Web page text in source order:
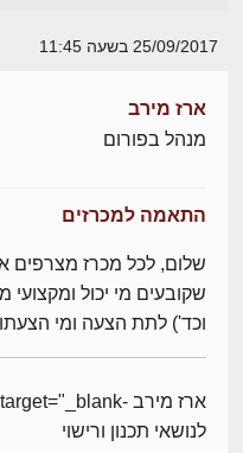
25/09/2017 בשעה 11:45
ארז מירב
מנהל בפורום
התאמה למכרזים
שלום, לכל מכרז מצרפים
שקובעים מי יכול
וכד') לתת הצעה ומי
לנושאי תכנון ורישוי